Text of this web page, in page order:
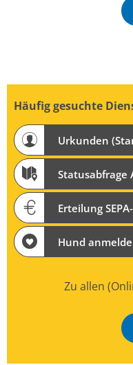
Häufig gesuchte
Urkunden
Statusabfrage
Erteilung
Hund
Zu allen